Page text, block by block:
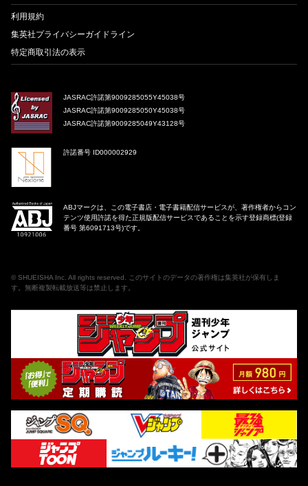
利用規約
集英社プライバシーガイドライン
特定商取引法の表示
JASRAC許諾第9009285055Y45038号
JASRAC許諾第9009285050Y45038号
JASRAC許諾第9009285049Y43128号
許諾番号 ID000002929
ABJマークは、この電子書店・電子書籍配信サービスが、著作権者からコン
テンツ使用許諾を得た正規版配信サービスであることを示す登録商標(登録
番号 第6091713号)です。
© SHUEISHA Inc . All rights reserved. このサイトのデータの著作権は集英社が保有しま
す。無断複製転載放送等は禁止します。